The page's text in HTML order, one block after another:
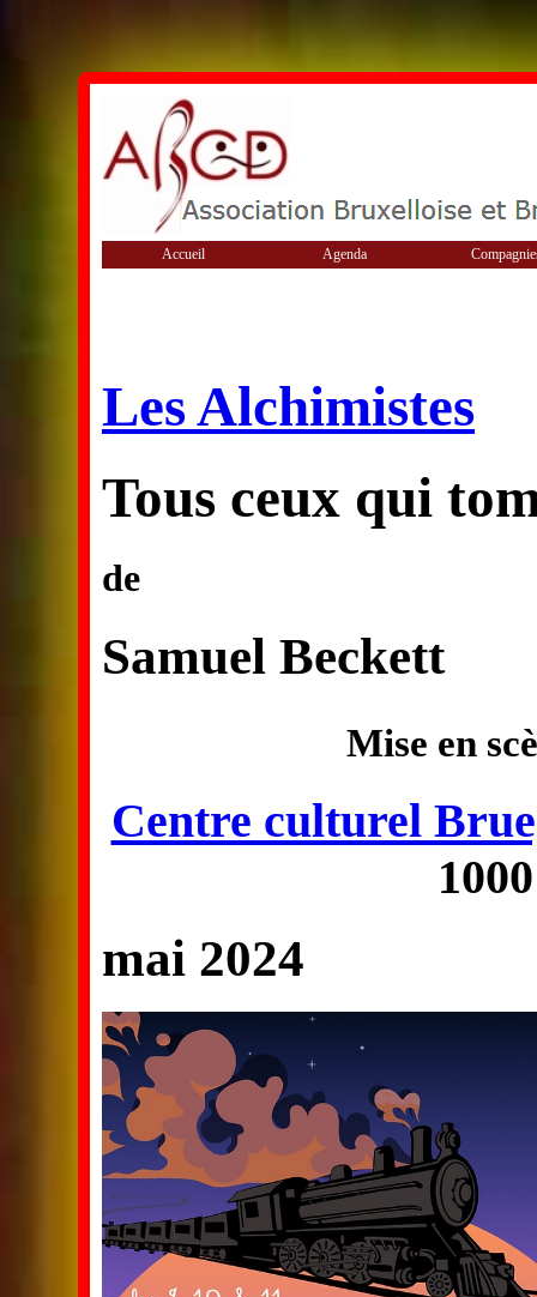
Accueil Agenda
Les Alchimistes
Tous ceux qui
de
Samuel Beckett
Mise en
Centre culturel
mai 2024